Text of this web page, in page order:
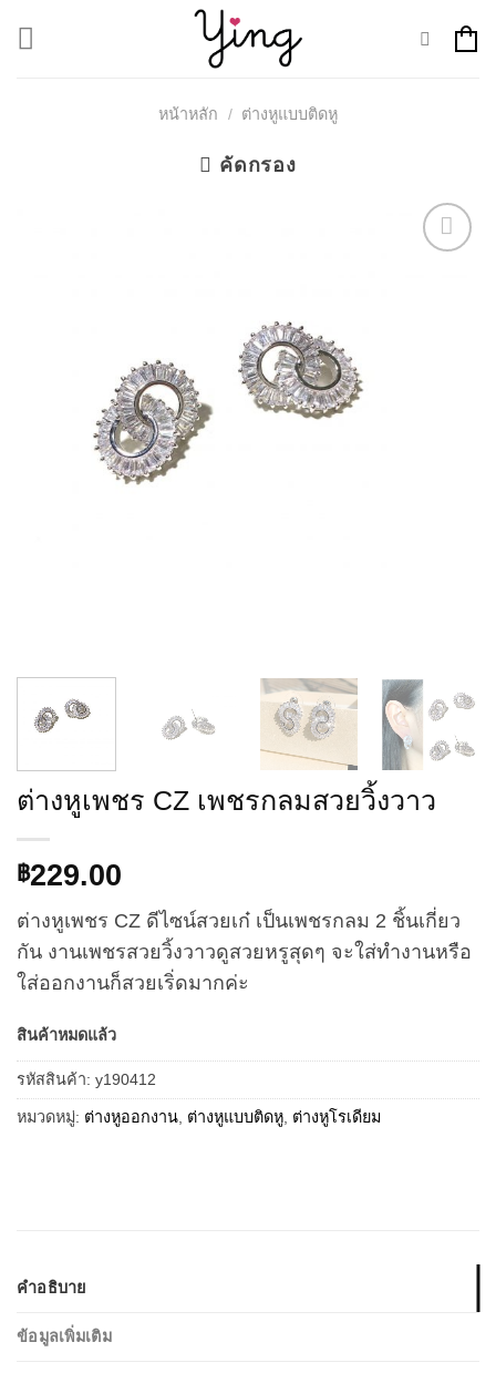
หน้าหลัก / ต่างหูแบบติดหู
คัดกรอง
ต่างหูเพชร CZ เพชรกลมสวยวิ้งวาว
฿229.00
ต่างหูเพชร CZ ดีไซน์สวยเก๋ เป็นเพชรกลม 2 ชิ้นเกี่ยว
กัน งานเพชรสวยวิ้งวาวดูสวยหรูสุดๆ จะใส่ทำงานหรือ
ใส่ออกงานก็สวยเริ่ดมากค่ะ
สินค้าหมดแล้ว
รหัสสินค้า: y190412
หมวดหมู่: ต่างหูออกงาน ต่างหูแบบติดหู ต่างหูโรเดียม
คำอธิบาย
ข้อมูลเพิ่มเติม